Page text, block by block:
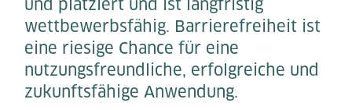
und platziert und ist langfristig
wettbewerbsfähig. Barrierefreiheit ist
eine riesige Chance für eine
nutzungsfreundliche, erfolgreiche und
zukunftsfähige Anwendung.